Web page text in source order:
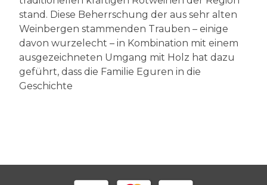
stand. Diese Beherrschung der aus sehr alten
Weinbergen stammenden Trauben – einige
davon wurzelecht – in Kombination mit einem
ausgezeichneten Umgang mit Holz hat dazu
geführt, dass die Familie Eguren in die
Geschichte